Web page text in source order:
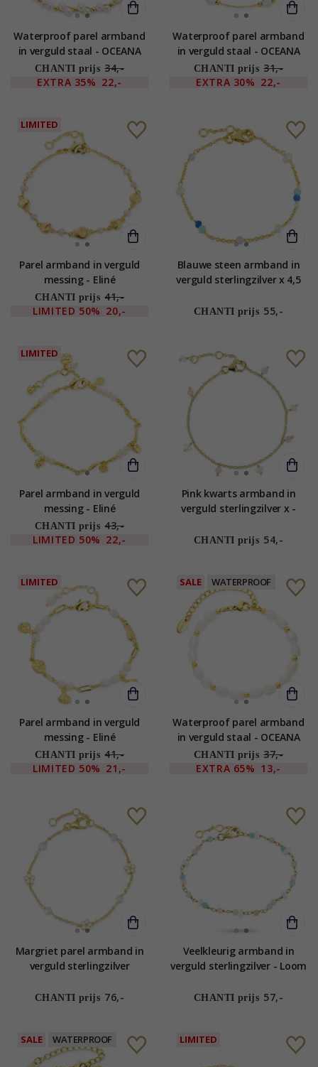
Waterproof parel armband
in verguld staal - OCEANA
CHANTI prijs 34,-
EXTRA 35% 22,-
Waterproof parel armband
in verguld staal - OCEANA
CHANTI prijs 31,-
EXTRA 30% 22,-
LIMITED
Parel armband in verguld
messing - Eliné
CHANTI prijs 41,-
LIMITED 50% 20,-
Blauwe steen armband in
verguld sterlingzilver x 4,5
CHANTI prijs 55,-
LIMITED
Parel armband in verguld
messing - Eliné
CHANTI prijs 43,-
LIMITED 50% 22,-
Pink kwarts armband in
verguld sterlingzilver x -
CHANTI prijs 54,-
LIMITED
Parel armband in verguld
messing - Eliné
CHANTI prijs 41,-
LIMITED 50% 21,-
SALE WATERPROOF
Waterproof parel armband
in verguld staal - OCEANA
CHANTI prijs 37,-
EXTRA 65% 13,-
Margriet parel armband in
verguld sterlingzilver
CHANTI prijs 76,-
Veelkleurig armband in
verguld sterlingzilver - Loom
CHANTI prijs 57,-
SALE WATERPROOF LIMITED